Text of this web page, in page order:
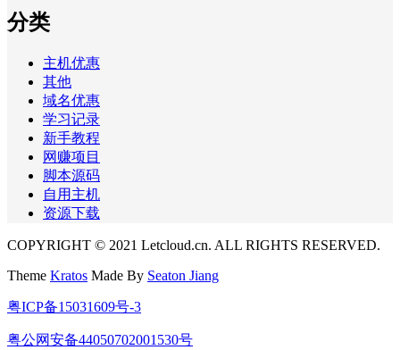
分类
主机优惠
其他
域名优惠
学习记录
新手教程
网赚项目
脚本源码
自用主机
资源下载
COPYRIGHT © 2021 Letcloud.cn. ALL RIGHTS RESERVED.
Theme Kratos Made By Seaton Jiang
粤ICP备15031609号-3
粤公网安备44050702001530号